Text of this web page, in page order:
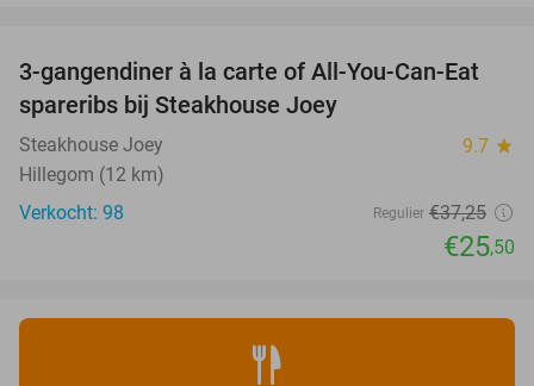
32%
3-gangendiner à la carte of All-You-Can-Eat
spareribs bij Steakhouse Joey
Steakhouse Joey 9.7 star
Hillegom (12 km)
Verkocht: 98
Regulier €37,25
€25,50